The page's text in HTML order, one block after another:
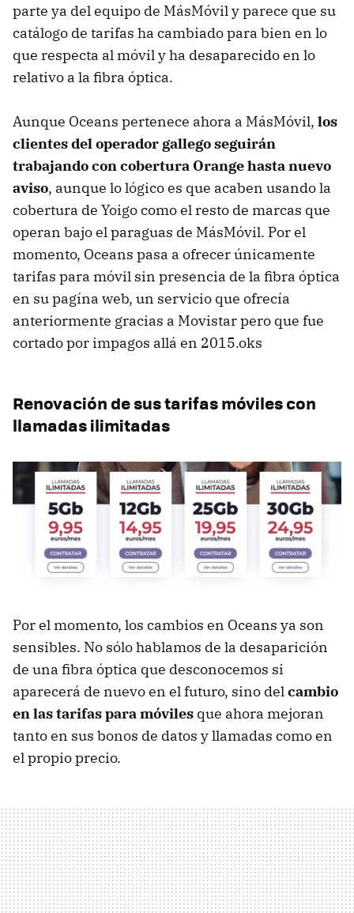
parte ya del equipo de MásMóvil y parece que su
catálogo de tarifas ha cambiado para bien en lo
que respecta al móvil y ha desaparecido en lo
relativo a la fibra óptica.
Aunque Oceans pertenece ahora a MásMóvil, los
clientes del operador gallego seguirán
trabajando con cobertura Orange hasta nuevo
aviso, aunque lo lógico es que acaben usando la
cobertura de Yoigo como el resto de marcas que
operan bajo el paraguas de MásMóvil. Por el
momento, Oceans pasa a ofrecer únicamente
tarifas para móvil sin presencia de la fibra óptica
en su pagína web, un servicio que ofrecía
anteriormente gracias a Movistar pero que fue
cortado por impagos allá en 2015.oks
Renovación de sus tarifas móviles con
llamadas ilimitadas
Por el momento, los cambios en Oceans ya son
sensibles. No sólo hablamos de la desaparición
de una fibra óptica que desconocemos si
aparecerá de nuevo en el futuro, sino delcambio
en las tarifas para móviles que ahora mejoran
tanto en sus bonos de datos y llamadas como en
el propio precio.